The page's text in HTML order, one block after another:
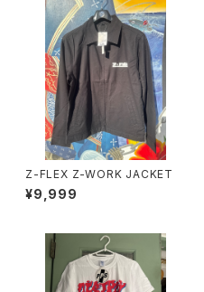
Z-FLEX Z-WORK JACKET
¥9,999